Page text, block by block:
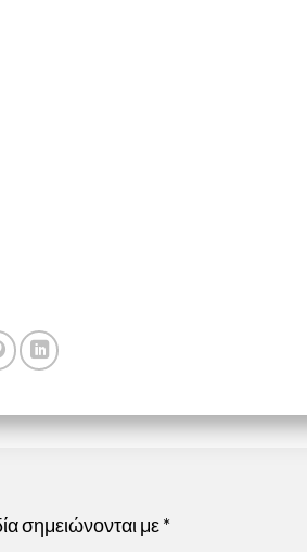
σημειώνονται με*